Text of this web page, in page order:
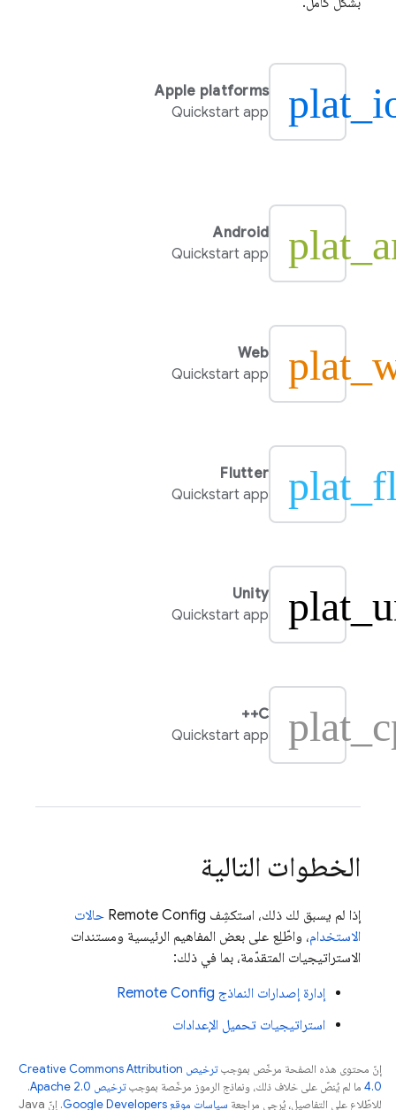
Apple platforms
Quickstart app
Android
Quickstart app
Web
Quickstart app
Flutter
Quickstart app
Unity
Quickstart app
C++
Quickstart app
الخطوات التالية
إذا لم يسبق لك ذلك، استكشِف Remote Config حالات
الاستخدام، واطّلِع على بعض المفاهيم الرئيسية ومستندات
الاستراتيجيات المتقدّمة، بما في ذلك:
إدارة إصدارات النماذج Remote Config
استراتيجيات تحميل الإعدادات
إنّ محتوى هذه الصفحة مرخّص بموجب
ترخيص Creative Commons Attribution
4.0‏ ما لم يُنصّ على خلاف ذلك، ونماذج الرموز مرخّصة بموجبترخيص Apache 2.0‏
.
للاطّلاع على التفاصيل، يُرجى مراجعة سياسات موقع Google Developers‏
. إنّ Java